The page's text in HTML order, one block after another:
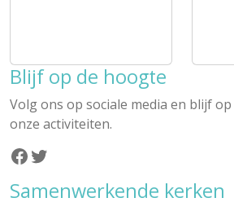
Blijf op de hoogte
Volg ons op sociale media en blijf
onze activiteiten.
Facebook
Twitter
Samenwerkende kerken